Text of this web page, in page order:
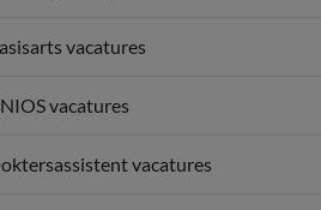
vacatures
vacatures
vacatures